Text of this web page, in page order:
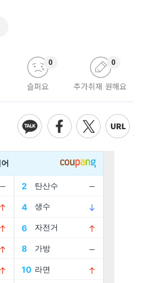
슬퍼요
0
추가취재 원해요
0